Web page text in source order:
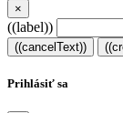
×
((label))
((cancelText))
Prihlásiť sa